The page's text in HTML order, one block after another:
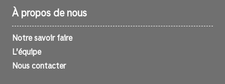
À propos de nous
Notre savoir faire
L’équipe
Nous contacter